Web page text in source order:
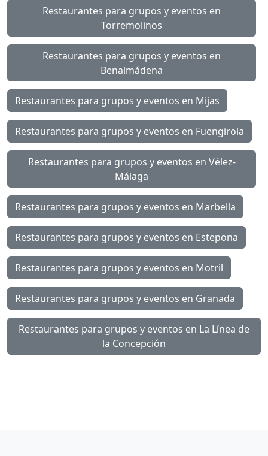
Restaurantes para grupos y eventos en
Torremolinos
Restaurantes para grupos y eventos en
Benalmádena
Restaurantes para grupos y eventos en Mijas
Restaurantes para grupos y eventos en Fuengirola
Restaurantes para grupos y eventos en Vélez-
Málaga
Restaurantes para grupos y eventos en Marbella
Restaurantes para grupos y eventos en Estepona
Restaurantes para grupos y eventos en Motril
Restaurantes para grupos y eventos en Granada
Restaurantes para grupos y eventos en La Línea de
la Concepción